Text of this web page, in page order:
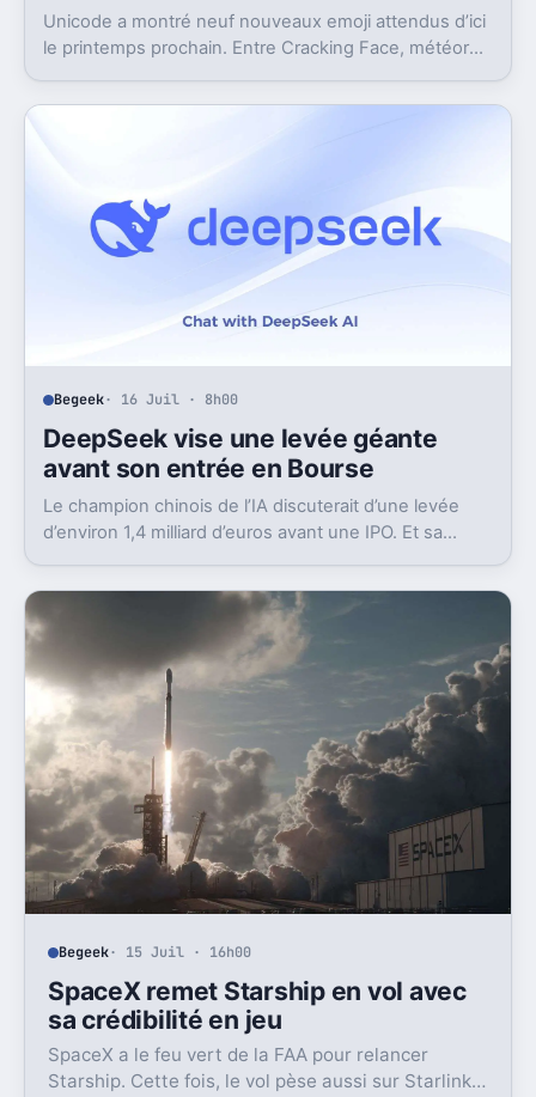
Unicode a montré neuf nouveaux emoji attendus d’ici
le printemps prochain. Entre Cracking Face, météore
Begeek· 16 Juil · 8h00
DeepSeek vise une levée géante
avant son entrée en Bourse
Le champion chinois de l’IA discuterait d’une levée
d’environ 1,4 milliard d’euros avant une IPO. Et sa
Begeek· 15 Juil · 16h00
SpaceX remet Starship en vol avec
sa crédibilité en jeu
SpaceX a le feu vert de la FAA pour relancer
Starship. Cette fois, le vol pèse aussi sur Starlink